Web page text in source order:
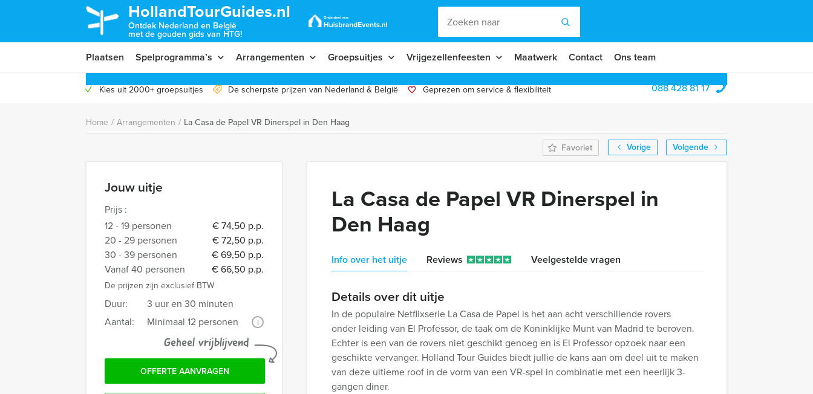
HollandTourGuides.nl
Ontdek Nederland en België
met de gouden gids van HTG!
Plaatsen Spelprogramma’s Arrangementen Groepsuitjes Vrijgezellenfeesten Maatwerk Contact Ons team
Kies uit 2000+ groepsuitjes De scherpste prijzen van Nederland & België Geprezen om service & flexibiliteit 088 428 81 17
Home / Arrangementen / La Casa de Papel VR Dinerspel in Den Haag
Vorige
Volgende
Favoriet
Jouw uitje
Prijs :
12 - 19 personen
€ 74,50 p.p.
20 - 29 personen
€ 72,50 p.p.
30 - 39 personen
€ 69,50 p.p.
Vanaf 40 personen
€ 66,50 p.p.
De prijzen zijn exclusief BTW
Duur:
3 uur en 30 minuten
Aantal:
Minimaal 12 personen i
Geheel vrijblijvend
OFFERTE AANVRAGEN
La Casa de Papel VR Dinerspel in
Den Haag
Info over het uitje Reviews Veelgestelde vragen
Details over dit uitje
In de populaire Netflixserie La Casa de Papel is het aan acht verschillende rovers
onder leiding van El Professor, de taak om de Koninklijke Munt van Madrid te beroven.
Echter is een van de rovers niet geschikt genoeg en is El Professor opzoek naar een
geschikte vervanger. Holland Tour Guides biedt jullie de kans aan om deel uit te maken
van deze ultieme roof in de vorm van een VR-spel in combinatie met een heerlijk 3-
gangen diner.